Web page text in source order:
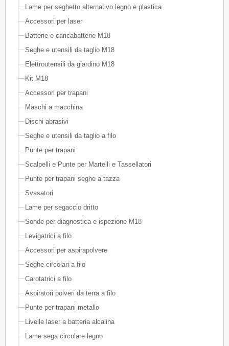
Lame per seghetto alternativo legno e plastica
Accessori per laser
Batterie e caricabatterie M18
Seghe e utensili da taglio M18
Elettroutensili da giardino M18
Kit M18
Accessori per trapani
Maschi a macchina
Dischi abrasivi
Seghe e utensili da taglio a filo
Punte per trapani
Scalpelli e Punte per Martelli e Tassellatori
Punte per trapani seghe a tazza
Svasatori
Lame per segaccio dritto
Sonde per diagnostica e ispezione M18
Levigatrici a filo
Accessori per aspirapolvere
Seghe circolari a filo
Carotatrici a filo
Aspiratori polveri da terra a filo
Punte per trapani metallo
Livelle laser a batteria alcalina
Lame sega circolare legno